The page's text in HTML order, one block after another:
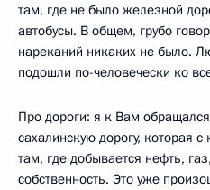
там, где не было железной
автобусы. В общем, грубо
нареканий никаких не было.
подошли по-человечески ко
Про дороги: я к Вам
сахалинскую дорогу, которая
там, где добывается нефть,
собственность. Это уже